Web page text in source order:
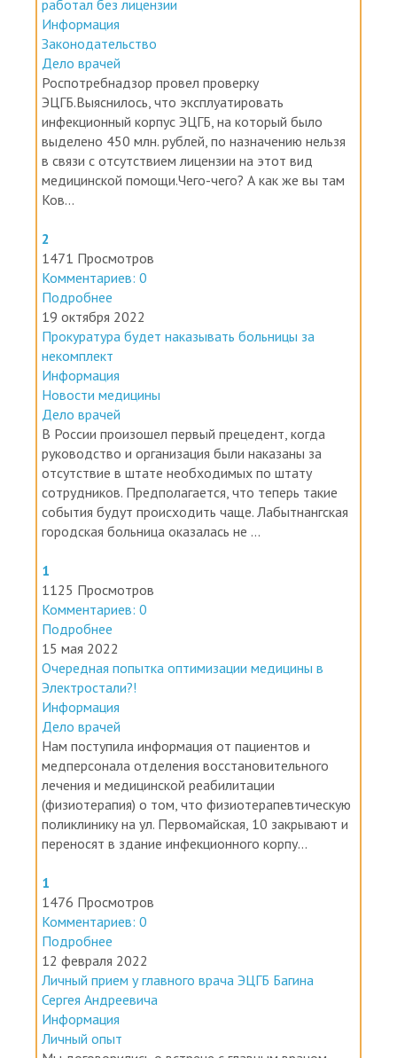
работал без лицензии
Информация
Законодательство
Дело врачей
Роспотребнадзор провел проверку
ЭЦГБ.Выяснилось, что эксплуатировать
инфекционный корпус ЭЦГБ, на который было
выделено 450 млн. рублей, по назначению нельзя
в связи с отсутствием лицензии на этот вид
медицинской помощи.Чего-чего? А как же вы там
Ков...
2
1471 Просмотров
Комментариев: 0
Подробнее
19 октября 2022
Прокуратура будет наказывать больницы за
некомплект
Информация
Новости медицины
Дело врачей
В России произошел первый прецедент, когда
руководство и организация были наказаны за
отсутствие в штате необходимых по штату
сотрудников. Предполагается, что теперь такие
события будут происходить чаще. Лабытнангская
городская больница оказалась не ...
1
1125 Просмотров
Комментариев: 0
Подробнее
15 мая 2022
Очередная попытка оптимизации медицины в
Электростали?!
Информация
Дело врачей
Нам поступила информация от пациентов и
медперсонала отделения восстановительного
лечения и медицинской реабилитации
(физиотерапия) о том, что физиотерапевтическую
поликлинику на ул. Первомайская, 10 закрывают и
переносят в здание инфекционного корпу...
1
1476 Просмотров
Комментариев: 0
Подробнее
12 февраля 2022
Личный прием у главного врача ЭЦГБ Багина
Сергея Андреевича
Информация
Личный опыт